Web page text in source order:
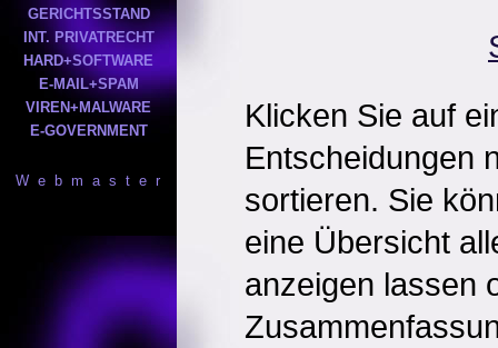
GERICHTSSTAND
INT. PRIVATRECHT
HARD+SOFTWARE
E-MAIL+SPAM
VIREN+MALWARE
E-GOVERNMENT
W e b m a s t e r
Klicken Sie auf
Entscheidungen
sortieren. Sie
eine Übersicht
anzeigen lassen